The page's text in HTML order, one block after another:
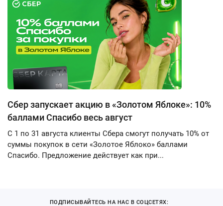
Сбер запускает акцию в «Золотом Яблоке»: 10%
баллами Спасибо весь август
С 1 по 31 августа клиенты Сбера смогут получать 10% от
суммы покупок в сети «Золотое Яблоко» баллами
Спасибо. Предложение действует как при...
ПОДПИСЫВАЙТЕСЬ НА НАС В СОЦСЕТЯХ: